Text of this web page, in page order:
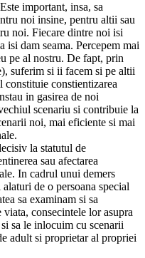
important, insa, sa
noi insine, pentru altii sau
noi. Fiecare dintre noi isi
isi dam seama. Percepem mai
pe al nostru. De fapt, prin
suferim si ii facem si pe altii
constituie constientizarea
in gasirea de noi
scenariu si contribuie la
noi, mai eficiente si mai
la statutul de
sau afectarea
In cadrul unui demers
de o persoana special
sa examinam si sa
consecintele lor asupra
sa le inlocuim cu scenarii
adult si proprietar al propriei